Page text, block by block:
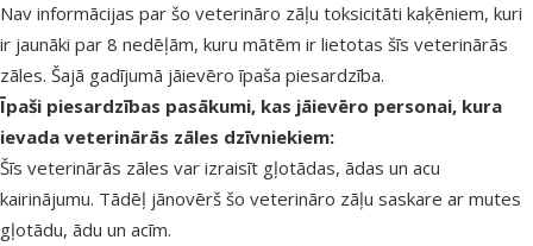
Nav informācijas par šo veterināro zāļu toksicitāti kaķēniem, kuri
ir jaunāki par 8 nedēļām, kuru mātēm ir lietotas šīs veterinārās
zāles. Šajā gadījumā jāievēro īpaša piesardzība.
Īpaši piesardzības pasākumi, kas jāievēro personai, kura
ievada veterinārās zāles dzīvniekiem:
Šīs veterinārās zāles var izraisīt gļotādas, ādas un acu
kairinājumu. Tādēļ jānovērš šo veterināro zāļu saskare ar mutes
gļotādu, ādu un acīm.